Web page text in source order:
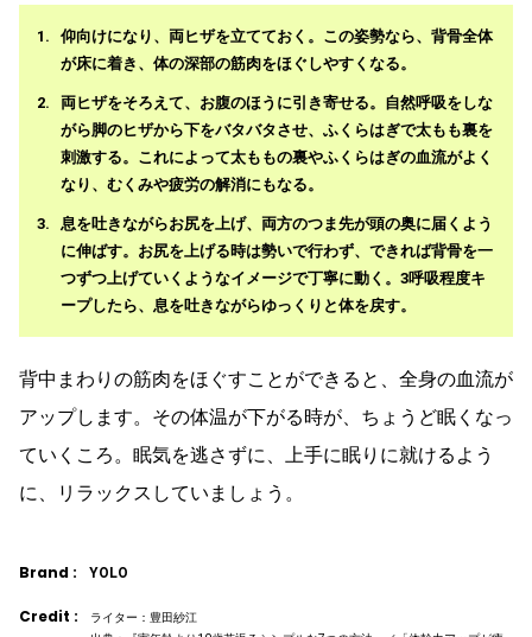
仰向けになり、両ヒザを立てておく。この姿勢なら、背骨全体
が床に着き、体の深部の筋肉をほぐしやすくなる。
両ヒザをそろえて、お腹のほうに引き寄せる。自然呼吸をしな
がら脚のヒザから下をバタバタさせ、ふくらはぎで太もも裏を
刺激する。これによって太ももの裏やふくらはぎの血流がよく
なり、むくみや疲労の解消にもなる。
息を吐きながらお尻を上げ、両方のつま先が頭の奥に届くよう
に伸ばす。お尻を上げる時は勢いで行わず、できれば背骨を一
つずつ上げていくようなイメージで丁寧に動く。3呼吸程度キ
ープしたら、息を吐きながらゆっくりと体を戻す。
背中まわりの筋肉をほぐすことができると、全身の血流が
アップします。その体温が下がる時が、ちょうど眠くなっ
ていくころ。眠気を逃さずに、上手に眠りに就けるよう
に、リラックスしていましょう。
Brand : YOLO
Credit :
ライター：豊田紗江